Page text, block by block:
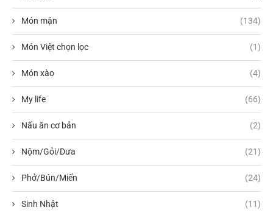
Món mặn (134)
Món Việt chọn lọc (1)
Món xào (4)
My life (66)
Nấu ăn cơ bản (2)
Nộm/Gỏi/Dưa (21)
Phở/Bún/Miến (24)
Sinh Nhật (11)